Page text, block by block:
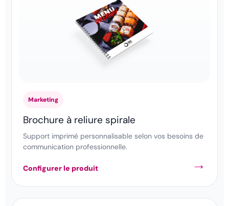
Marketing
Brochure à reliure spirale
Support imprimé personnalisable selon vos besoins de
communication professionnelle.
Configurer le produit